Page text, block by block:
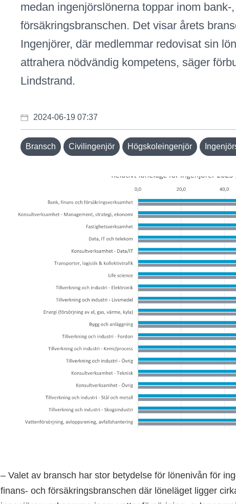
medan ingenjörslönerna toppar inom bank-
försäkringsbranschen. Det visar årets
Ingenjörer, där medlemmar redovisat sin
attrahera nödvändig kompetens, säger
Lindstrand.
2024-06-19 07:37
Bransch Civilingenjör Högskoleingenjör
– Valet av bransch har stor betydelse för lönenivån för
finans- och försäkringsbranschen där löneläget ligger